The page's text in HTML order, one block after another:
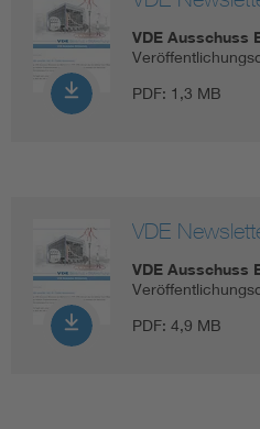
VDE Ausschuss
PDF: 1,3 MB
VDE
VDE Ausschuss
PDF: 4,9 MB